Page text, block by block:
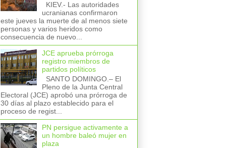
KIEV.- Las autoridades
ucranianas confirmaron
este jueves la muerte de al menos siete
personas y varios heridos como
consecuencia de nuevo...
JCE aprueba prórroga
registro miembros de
partidos políticos
SANTO DOMINGO.– El
Pleno de la Junta Central
Electoral (JCE) aprobó una prórroga de
30 días al plazo establecido para el
proceso de regist...
PN persigue activamente a
un hombre baleó mujer en
plaza